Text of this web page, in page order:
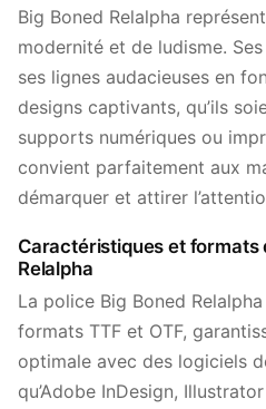
Big Boned Relalpha
modernité et de ludisme.
ses lignes audacieuses en
designs captivants, qu’ils
supports numériques ou
convient parfaitement aux
démarquer et attirer
Caractéristiques et formats
Relalpha
La police Big Boned
formats TTF et OTF,
optimale avec des logiciels
qu’Adobe InDesign,